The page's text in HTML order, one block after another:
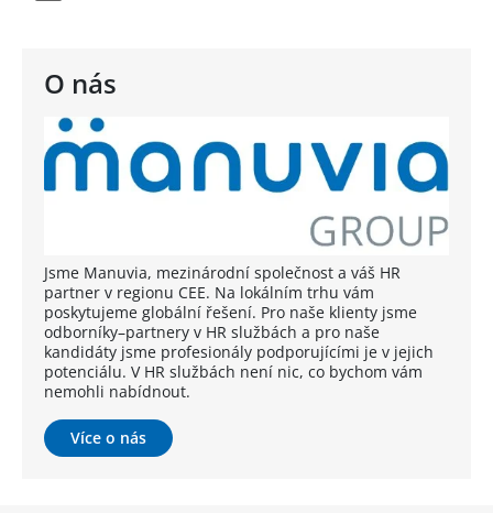
O nás
Jsme Manuvia, mezinárodní společnost a váš HR
partner v regionu CEE. Na lokálním trhu vám
poskytujeme globální řešení. Pro naše klienty jsme
odborníky–partnery v HR službách a pro naše
kandidáty jsme profesionály podporujícími je v jejich
potenciálu. V HR službách není nic, co bychom vám
nemohli nabídnout.
Více o nás